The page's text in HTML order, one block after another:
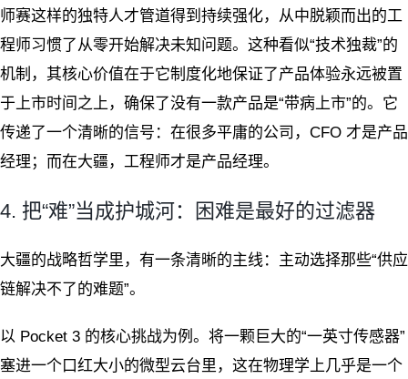
师赛这样的独特人才管道得到持续强化，从中脱颖而出的工
程师习惯了从零开始解决未知问题。这种看似“技术独裁”的
机制，其核心价值在于它制度化地保证了产品体验永远被置
于上市时间之上，确保了没有一款产品是“带病上市”的。它
传递了一个清晰的信号：在很多平庸的公司，CFO 才是产品
经理；而在大疆，工程师才是产品经理。
4. 把“难”当成护城河：困难是最好的过滤器
大疆的战略哲学里，有一条清晰的主线：主动选择那些“供应
链解决不了的难题”。
以 Pocket 3 的核心挑战为例。将一颗巨大的“一英寸传感器”
塞进一个口红大小的微型云台里，这在物理学上几乎是一个